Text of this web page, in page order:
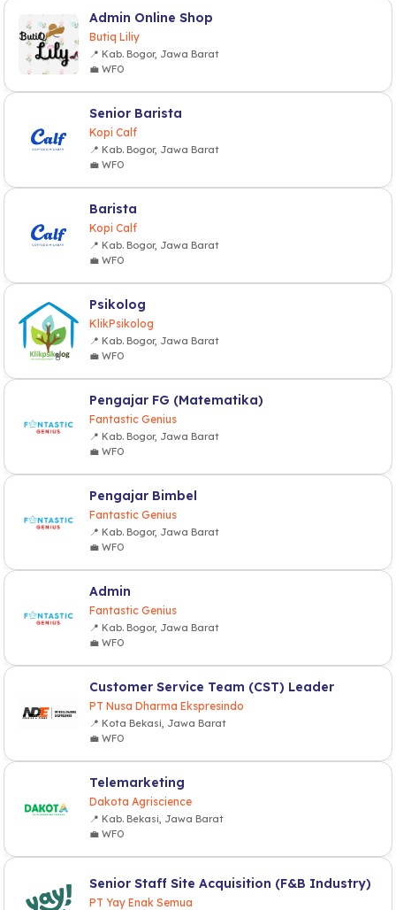
Admin Online Shop
Butiq Liliy
📍 Kab. Bogor, Jawa Barat
💼 WFO
Senior Barista
Kopi Calf
📍 Kab. Bogor, Jawa Barat
💼 WFO
Barista
Kopi Calf
📍 Kab. Bogor, Jawa Barat
💼 WFO
Psikolog
KlikPsikolog
📍 Kab. Bogor, Jawa Barat
💼 WFO
Pengajar FG (Matematika)
Fantastic Genius
📍 Kab. Bogor, Jawa Barat
💼 WFO
Pengajar Bimbel
Fantastic Genius
📍 Kab. Bogor, Jawa Barat
💼 WFO
Admin
Fantastic Genius
📍 Kab. Bogor, Jawa Barat
💼 WFO
Customer Service Team (CST) Leader
PT Nusa Dharma Ekspresindo
📍 Kota Bekasi, Jawa Barat
💼 WFO
Telemarketing
Dakota Agriscience
📍 Kab. Bekasi, Jawa Barat
💼 WFO
Senior Staff Site Acquisition (F&B Industry)
PT Yay Enak Semua